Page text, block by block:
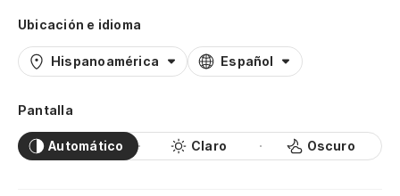
Ubicación e idioma
Hispanoamérica Español
Pantalla
Automático Claro Oscuro